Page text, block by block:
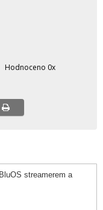
Hodnoceno 0x
streamerem a